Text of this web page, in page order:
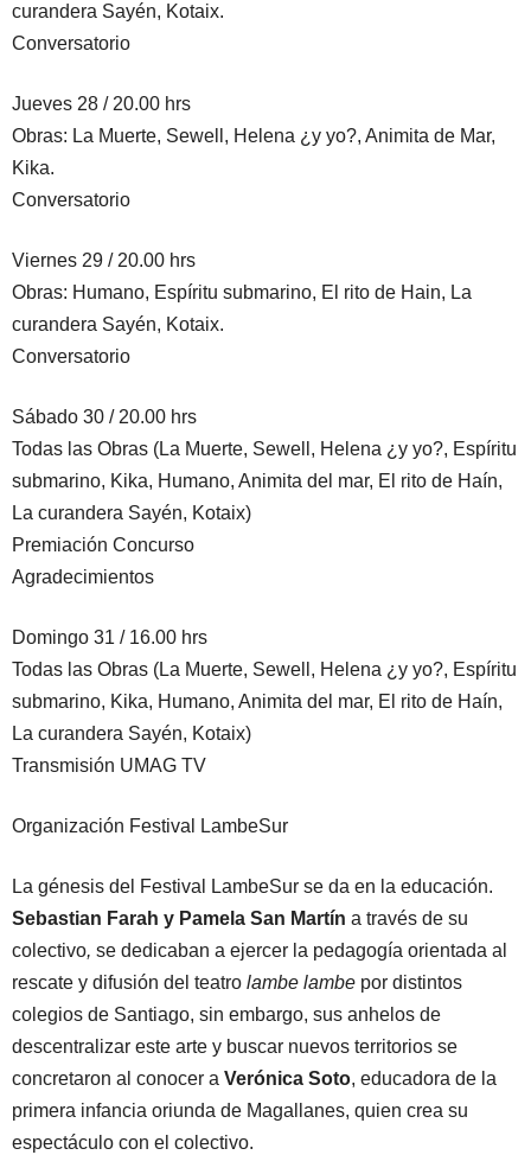
curandera Sayén, Kotaix.
Conversatorio
Jueves 28 / 20.00 hrs
Obras: La Muerte, Sewell, Helena ¿y yo?, Animita de Mar,
Kika.
Conversatorio
Viernes 29 / 20.00 hrs
Obras: Humano, Espíritu submarino, El rito de Hain, La
curandera Sayén, Kotaix.
Conversatorio
Sábado 30 / 20.00 hrs
Todas las Obras (La Muerte, Sewell, Helena ¿y yo?, Espíritu
submarino, Kika, Humano, Animita del mar, El rito de Haín,
La curandera Sayén, Kotaix)
Premiación Concurso
Agradecimientos
Domingo 31 / 16.00 hrs
Todas las Obras (La Muerte, Sewell, Helena ¿y yo?, Espíritu
submarino, Kika, Humano, Animita del mar, El rito de Haín,
La curandera Sayén, Kotaix)
Transmisión UMAG TV
Organización Festival LambeSur
La génesis del Festival LambeSur se da en la educación.
Sebastian Farah y Pamela San Martín a través de su
colectivo, se dedicaban a ejercer la pedagogía orientada al
rescate y difusión del teatro lambe lambe por distintos
colegios de Santiago, sin embargo, sus anhelos de
descentralizar este arte y buscar nuevos territorios se
concretaron al conocer a Verónica Soto, educadora de la
primera infancia oriunda de Magallanes, quien crea su
espectáculo con el colectivo.